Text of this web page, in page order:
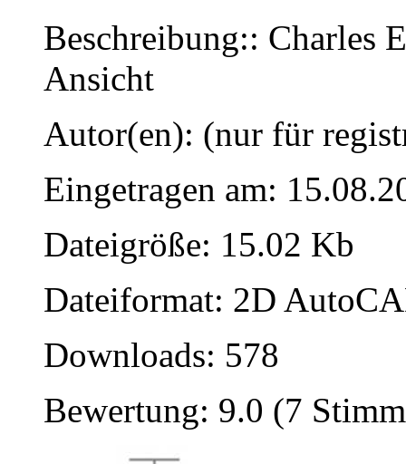
Beschreibung:: Charles
Ansicht
Autor(en): (nur für
Eingetragen am:
Dateigröße: 15.02 Kb
Dateiformat: 2D
Downloads: 578
Bewertung: 9.0 (7